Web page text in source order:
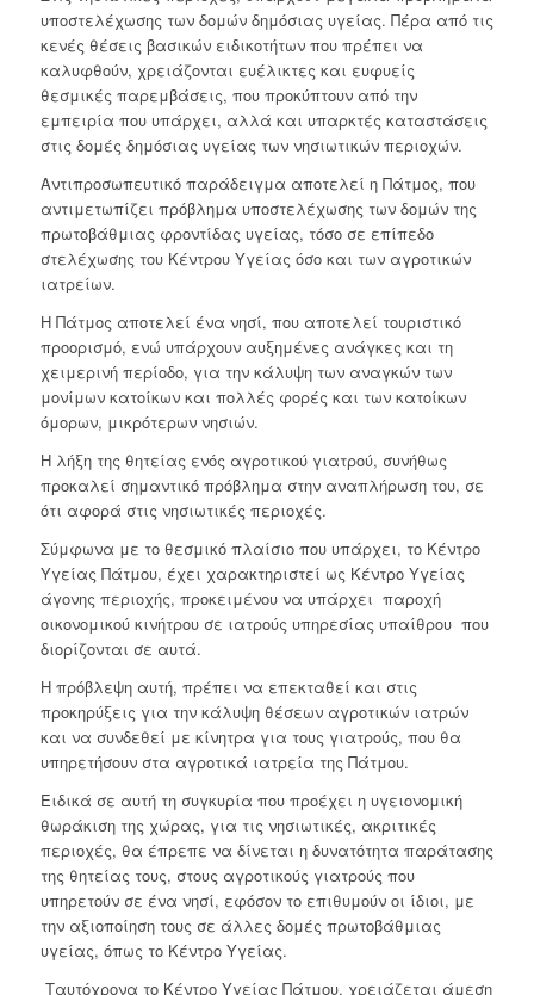
υποστελέχωσης των δομών δημόσιας υγείας. Πέρα από τις
κενές θέσεις βασικών ειδικοτήτων που πρέπει να
καλυφθούν, χρειάζονται ευέλικτες και ευφυείς
θεσμικές παρεμβάσεις, που προκύπτουν από την
εμπειρία που υπάρχει, αλλά και υπαρκτές καταστάσεις
στις δομές δημόσιας υγείας των νησιωτικών περιοχών.
Αντιπροσωπευτικό παράδειγμα αποτελεί η Πάτμος, που
αντιμετωπίζει πρόβλημα υποστελέχωσης των δομών της
πρωτοβάθμιας φροντίδας υγείας, τόσο σε επίπεδο
στελέχωσης του Κέντρου Υγείας όσο και των αγροτικών
ιατρείων.
Η Πάτμος αποτελεί ένα νησί, που αποτελεί τουριστικό
προορισμό, ενώ υπάρχουν αυξημένες ανάγκες και τη
χειμερινή περίοδο, για την κάλυψη των αναγκών των
μονίμων κατοίκων και πολλές φορές και των κατοίκων
όμορων, μικρότερων νησιών.
Η λήξη της θητείας ενός αγροτικού γιατρού, συνήθως
προκαλεί σημαντικό πρόβλημα στην αναπλήρωση του, σε
ότι αφορά στις νησιωτικές περιοχές.
Σύμφωνα με το θεσμικό πλαίσιο που υπάρχει, το Κέντρο
Υγείας Πάτμου, έχει χαρακτηριστεί ως Κέντρο Υγείας
άγονης περιοχής, προκειμένου να υπάρχει παροχή
οικονομικού κινήτρου σε ιατρούς υπηρεσίας υπαίθρου που
διορίζονται σε αυτά.
Η πρόβλεψη αυτή, πρέπει να επεκταθεί και στις
προκηρύξεις για την κάλυψη θέσεων αγροτικών ιατρών
και να συνδεθεί με κίνητρα για τους γιατρούς, που θα
υπηρετήσουν στα αγροτικά ιατρεία της Πάτμου.
Ειδικά σε αυτή τη συγκυρία που προέχει η υγειονομική
θωράκιση της χώρας, για τις νησιωτικές, ακριτικές
περιοχές, θα έπρεπε να δίνεται η δυνατότητα παράτασης
της θητείας τους, στους αγροτικούς γιατρούς που
υπηρετούν σε ένα νησί, εφόσον το επιθυμούν οι ίδιοι, με
την αξιοποίηση τους σε άλλες δομές πρωτοβάθμιας
υγείας, όπως το Κέντρο Υγείας.
Ταυτόχρονα το Κέντρο Υγείας Πάτμου, χρειάζεται άμεση